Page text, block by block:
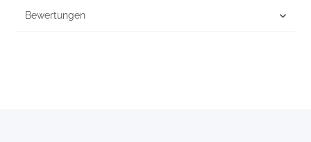
Bewertungen